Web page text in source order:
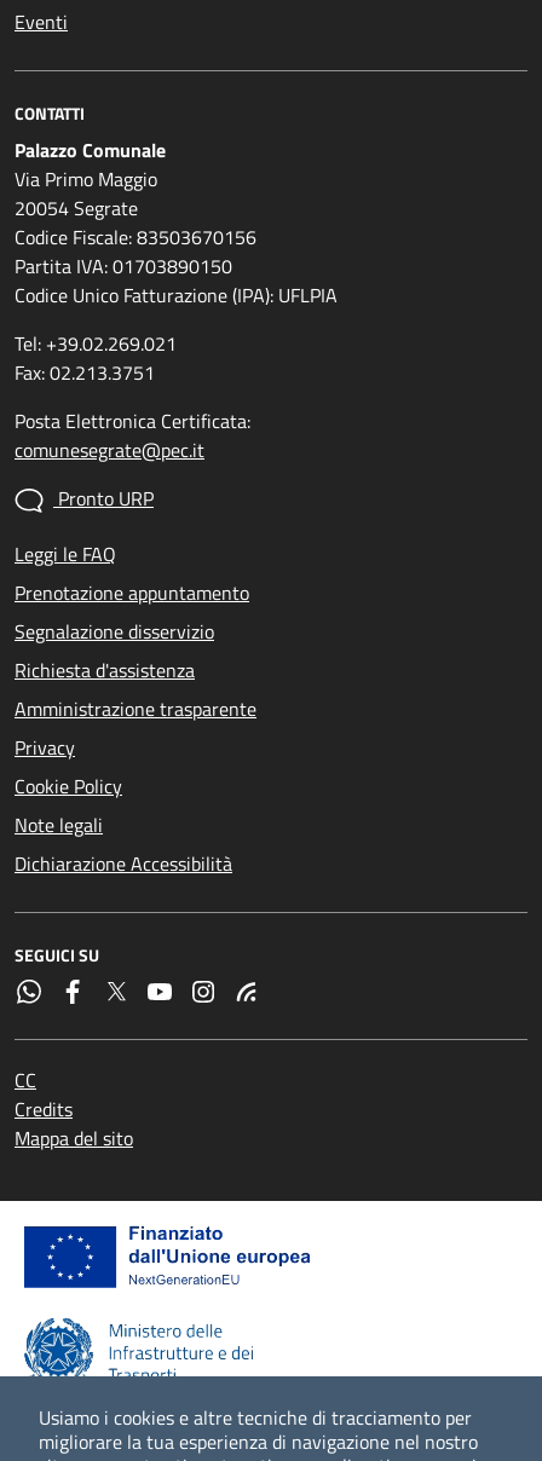
Usiamo i cookies e altre tecniche di tracciamento per
migliorare la tua esperienza di navigazione nel nostro
Eventi
CONTATTI
Palazzo Comunale
Via Primo Maggio
20054 Segrate
Codice Fiscale: 83503670156
Partita IVA: 01703890150
Codice Unico Fatturazione (IPA): UFLPIA
Tel: +39.02.269.021
Fax: 02.213.3751
Posta Elettronica Certificata:
comunesegrate@pec.it
Pronto URP
Leggi le FAQ
Prenotazione appuntamento
Segnalazione disservizio
Richiesta d'assistenza
Amministrazione trasparente
Privacy
Cookie Policy
Note legali
Dichiarazione Accessibilità
SEGUICI SU
CC
Credits
Mappa del sito